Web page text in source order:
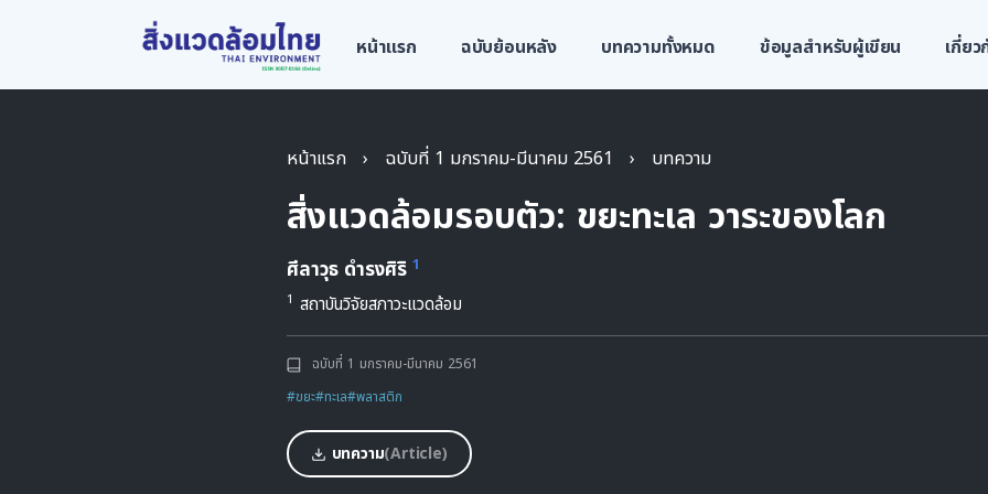
หน้าแรก ฉบับย้อนหลัง บทความทั้งหมด ข้อมูลสำหรับผู้เขียน เกี่ยว
หน้าแรก › ฉบับที่ 1 มกราคม-มีนาคม 2561 › บทความ
สิ่งแวดล้อมรอบตัว: ขยะทะเล วาระของโลก
ศีลาวุธ ดำรงศิริ 1
1 สถาบันวิจัยสภาวะแวดล้อม
ฉบับที่ 1 มกราคม-มีนาคม 2561
#ขยะ#ทะเล#พลาสติก
บทความ(Article)